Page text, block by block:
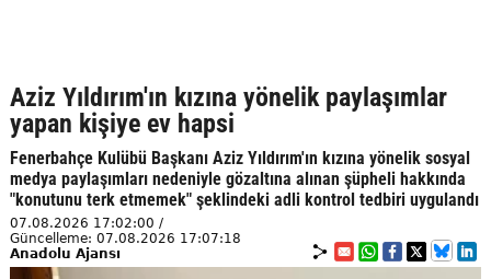
Aziz Yıldırım'ın kızına yönelik paylaşımlar
yapan kişiye ev hapsi
Fenerbahçe Kulübü Başkanı Aziz Yıldırım'ın kızına yönelik sosyal
medya paylaşımları nedeniyle gözaltına alınan şüpheli hakkında
"konutunu terk etmemek" şeklindeki adli kontrol tedbiri uygulandı
07.08.2026 17:02:00 /
Güncelleme: 07.08.2026 17:07:18
Anadolu Ajansı